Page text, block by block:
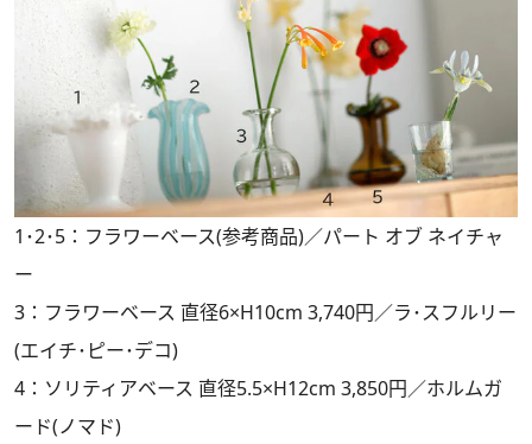
1･2･5：フラワーベース(参考商品)／パート オブ ネイチャ
ー
3：フラワーベース 直径6×H10cm 3,740円／ラ･スフルリー
(エイチ･ピー･デコ)
4：ソリティアベース 直径5.5×H12cm 3,850円／ホルムガ
ード(ノマド)